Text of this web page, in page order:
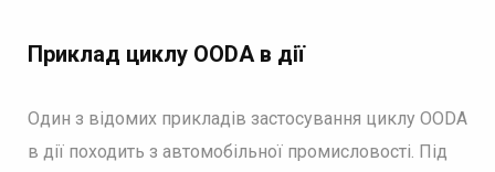
Приклад циклу OODA в дії
Один з відомих прикладів застосування циклу OODA
в дії походить з автомобільної промисловості. Під